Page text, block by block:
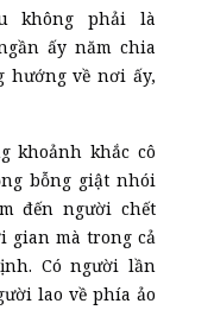
không phải là
ấy năm chia
hướng về nơi ấy,
khoảnh khắc cô
bỗng giật nhói
đến người chết
gian mà trong cả
Có người lần
lao về phía ảo